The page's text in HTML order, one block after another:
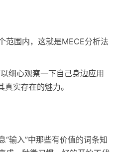
范围内，这就是MECE分析法
细心观察一下自己身边应用
实存在的魅力。
“输入”中那些有价值的词条知